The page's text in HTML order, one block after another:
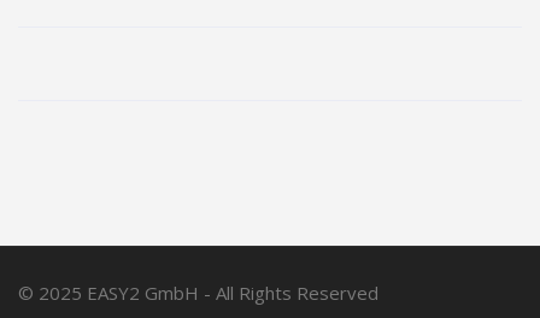
© 2025 EASY2 GmbH - All Rights Reserved